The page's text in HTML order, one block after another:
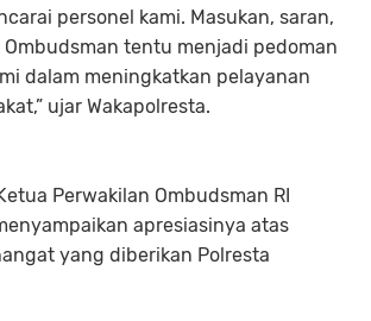
personel kami. Masukan, saran,
tentu menjadi pedoman
dalam meningkatkan pelayanan
ujar Wakapolresta.
Perwakilan Ombudsman RI
apresiasinya atas
yang diberikan Polresta